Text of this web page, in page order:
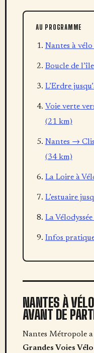
AU PROGRAMME
Nantes à
Boucle de
L’Erdre
Voie verte
(21 km)
Nantes →
(34 km)
La Loire à
L’estuaire
La
Infos
NANTES À
AVANT DE
Nantes Métropole
Grandes Voies